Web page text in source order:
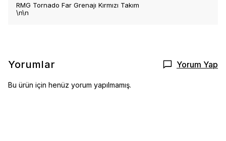
RMG Tornado Far Grenajı Kırmızı Takım
\n\n
Yorumlar Yorum Yap
Bu ürün için henüz yorum yapılmamış.